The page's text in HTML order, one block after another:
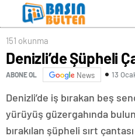
151 okunma
Denizli’de Şüpheli
ABONE OL News 13
Denizli’de iş bırakan beş
yürüyüş güzergahında
bırakılan şüpheli sırt